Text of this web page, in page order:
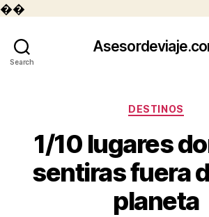
��
Search
Categories
DESTINOS
1/10 lugares
sentiras fuera
planeta